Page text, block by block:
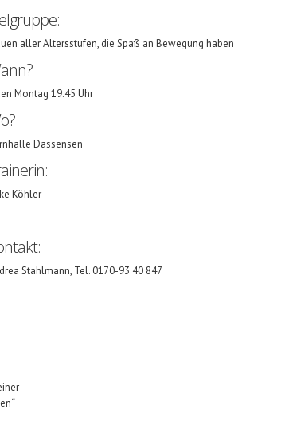
aller Altersstufen, die Spaß an Bewegung haben
Montag 19.45 Uhr
Dassensen
Köhler
Stahlmann, Tel. 0170-93 40 847